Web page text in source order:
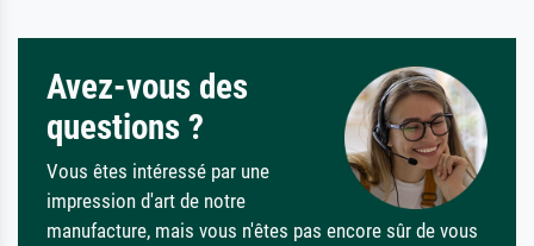
Avez-vous des
questions ?
Vous êtes intéressé par une
impression d'art de notre
manufacture, mais vous n'êtes pas encore sûr de vous